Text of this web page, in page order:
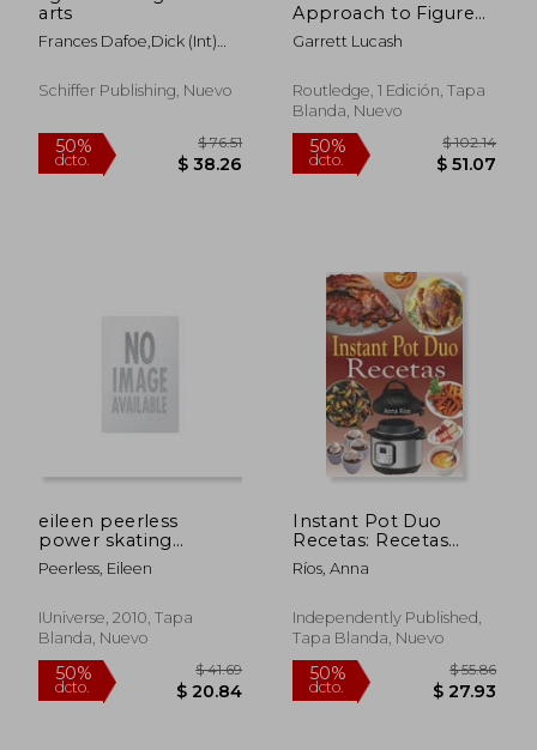
50%
dcto.
50%
dcto.
arts
Frances Dafoe,dick (int)
Schiffer Publishing, Nuevo
Approach to Figure
Skating Coaching
(Routledge Studies in
Methodologies in
Sport) (en Inglés)
Garrett Lucash
Routledge, 1 Edición, Tapa
Blanda, Nuevo
eileen peerless
power skating
method,the art of
technique applied to
Inglés)
Peerless, Eileen
IUniverse, 2010, Tapa
Blanda, Nuevo
Instant Pot Duo
Recetas: Recetas
crujientes, fáciles,
saludables, rápidas y
Instant Pot Duo Crisp
Air Fryer
Ríos, Anna
Independently Published,
Tapa Blanda, Nuevo